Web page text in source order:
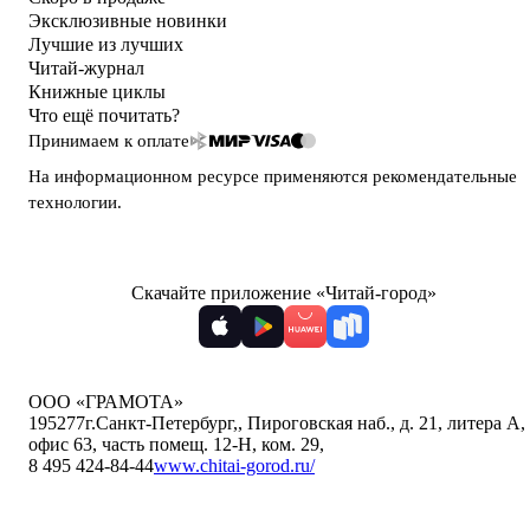
Эксклюзивные новинки
Лучшие из лучших
Читай-журнал
Книжные циклы
Что ещё почитать?
Принимаем к оплате
На информационном ресурсе применяются рекомендательные
технологии.
Скачайте приложение «Читай-город»
ООО «ГРАМОТА»
195277г.Санкт-Петербург,, Пироговская наб., д. 21, литера А,
офис 63, часть помещ. 12-Н, ком. 29,
8 495 424-84-44www.chitai-gorod.ru/